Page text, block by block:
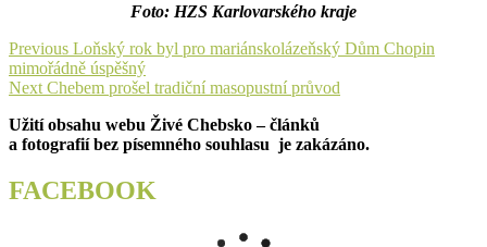
Foto: HZS Karlovarského kraje
Navigace
pro
příspěvek
Previous Previous
post:
Loňský rok byl pro mariánskolázeňský Dům Chopin
mimořádně úspěšný
Next Next
Chebem prošel tradiční masopustní průvod
Užití obsahu webu Živé Chebsko – článků
a fotografií bez písemného souhlasu je zakázáno.
FACEBOOK